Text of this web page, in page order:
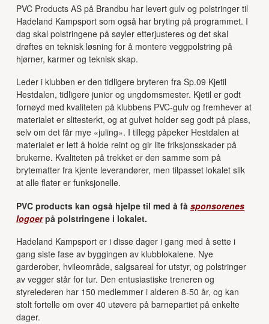
PVC Products AS på Brandbu har levert gulv og polstringer til
Hadeland Kampsport som også har bryting på programmet. I
dag skal polstringene på søyler etterjusteres og det skal
drøftes en teknisk løsning for å montere veggpolstring på
hjørner, karmer og teknisk skap.
Leder i klubben er den tidligere bryteren fra Sp.09 Kjetil
Hestdalen, tidligere junior og ungdomsmester. Kjetil er godt
fornøyd med kvaliteten på klubbens PVC-gulv og fremhever at
materialet er slitesterkt, og at gulvet holder seg godt på plass,
selv om det får mye «juling». I tillegg påpeker Hestdalen at
materialet er lett å holde reint og gir lite friksjonsskader på
brukerne. Kvaliteten på trekket er den samme som på
brytematter fra kjente leverandører, men tilpasset lokalet slik
at alle flater er funksjonelle.
PVC products kan også hjelpe til med å fåsponsorenes
logoerpå polstringene i lokalet.
Hadeland Kampsport er i disse dager i gang med å sette i
gang siste fase av byggingen av klubblokalene. Nye
garderober, hvileområde, salgsareal for utstyr, og polstringer
av vegger står for tur. Den entusiastiske treneren og
styrelederen har 150 medlemmer i alderen 8-50 år, og kan
stolt fortelle om over 40 utøvere på barnepartiet på enkelte
dager.